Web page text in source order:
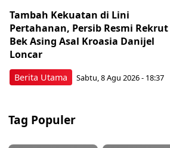
Berita Utama
Tambah Kekuatan di Lini
Pertahanan, Persib Resmi Rekrut
Bek Asing Asal Kroasia Danijel
Loncar
Sabtu, 8 Agu 2026 - 18:37
Tag Populer